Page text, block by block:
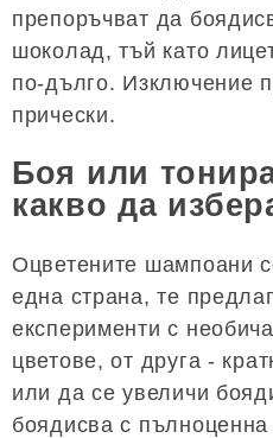
препоръчват да
шоколад, тъй като
по-дълго. Изключение
прически.
Боя или
какво да
Оцветените шампоани
една страна, те
експерименти с
цветове, от друга -
или да се увеличи
боядисва с пълноценна